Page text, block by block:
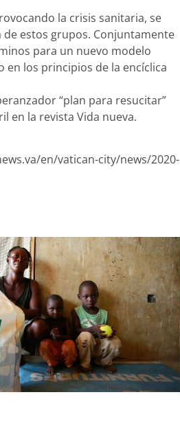
la crisis sanitaria, se
estos grupos. Conjuntamente
para un nuevo modelo
en los principios de la encíclica
“plan para resucitar”
en la revista Vida nueva.
en/vatican-city/news/2020-